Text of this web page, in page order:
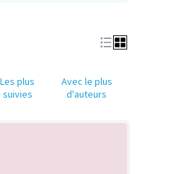
Les plus
suivies
Avec le plus
d'auteurs